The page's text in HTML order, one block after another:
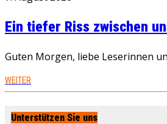
Ein tiefer Riss zwischen
Guten Morgen, liebe Leserinnen
WEITER
Unterstützen Sie uns